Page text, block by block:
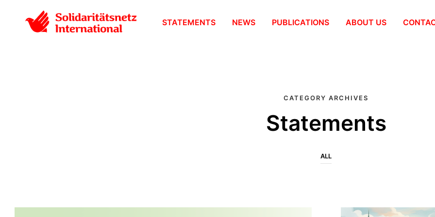
STATEMENTS NEWS PUBLICATIONS ABOUT US
CATEGORY ARCHIVES
Statements
ALL